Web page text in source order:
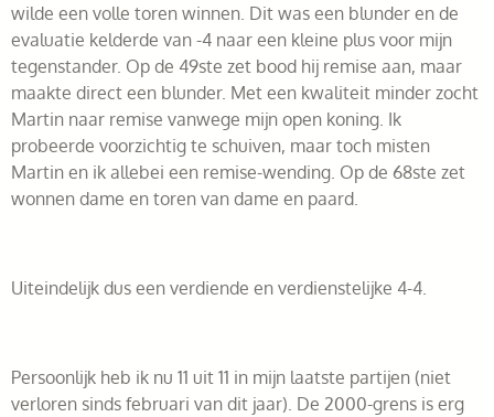
wilde een volle toren winnen. Dit was een blunder en de
evaluatie kelderde van -4 naar een kleine plus voor mijn
tegenstander. Op de 49ste zet bood hij remise aan, maar
maakte direct een blunder. Met een kwaliteit minder zocht
Martin naar remise vanwege mijn open koning. Ik
probeerde voorzichtig te schuiven, maar toch misten
Martin en ik allebei een remise-wending. Op de 68ste zet
wonnen dame en toren van dame en paard.
Uiteindelijk dus een verdiende en verdienstelijke 4-4.
Persoonlijk heb ik nu 11 uit 11 in mijn laatste partijen (niet
verloren sinds februari van dit jaar). De 2000-grens is erg